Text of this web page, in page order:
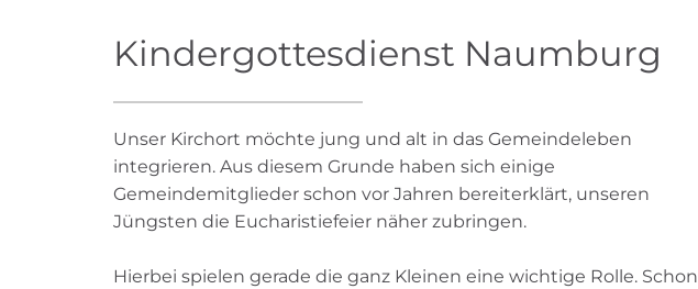
Kindergottesdienst Naumburg
Unser Kirchort möchte jung und alt in das Gemeindeleben
integrieren. Aus diesem Grunde haben sich einige
Gemeindemitglieder schon vor Jahren bereiterklärt, unseren
Jüngsten die Eucharistiefeier näher zubringen.
Hierbei spielen gerade die ganz Kleinen eine wichtige Rolle. Schon